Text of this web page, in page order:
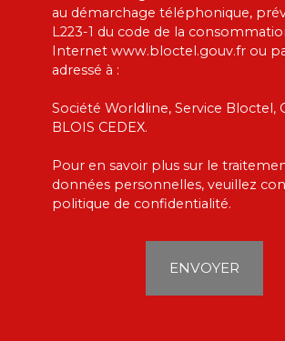
au démarchage téléphonique,
L223-1 du code de la
Internet www.bloctel.gouv.fr ou
adressé à :
Société Worldline, Service Bloctel,
BLOIS CEDEX.
Pour en savoir plus sur le
données personnelles, veuillez
politique de confidentialité.
ENVOYER